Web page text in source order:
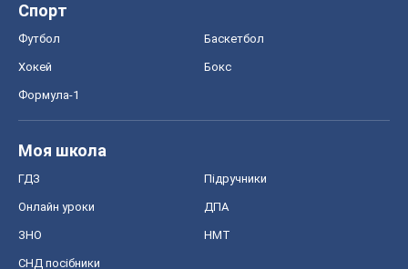
Спорт
Футбол Баскетбол
Хокей Бокс
Формула-1
Моя школа
ГДЗ Підручники
Онлайн уроки ДПА
ЗНО НМТ
СНД посібники